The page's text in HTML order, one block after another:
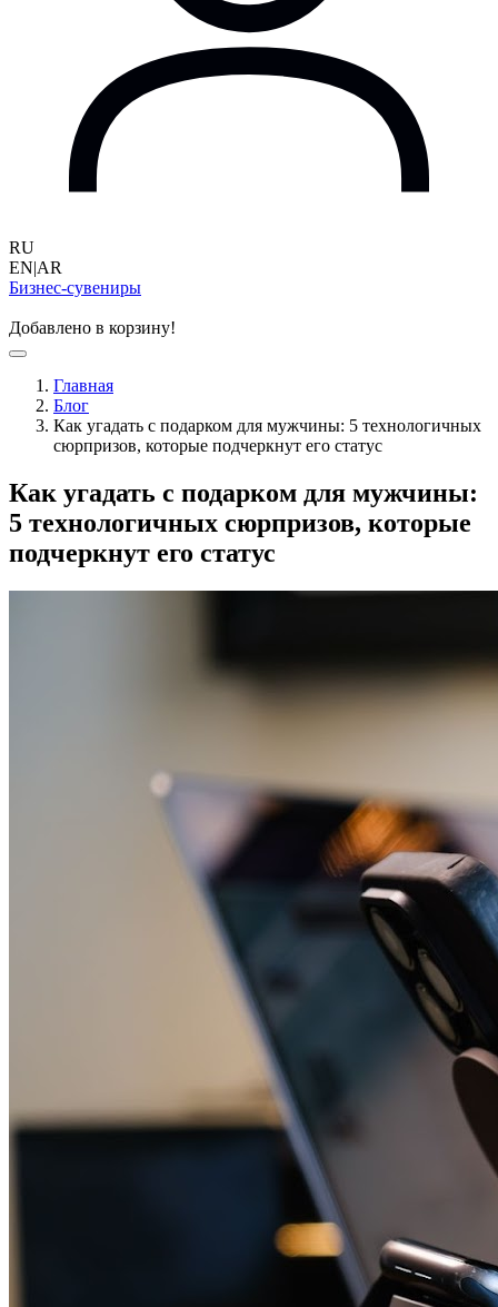
RU
EN|AR
Бизнес-сувениры
Добавлено в корзину!
Главная
Блог
Как угадать с подарком для мужчины: 5 технологичных
сюрпризов, которые подчеркнут его статус
Как угадать с подарком для мужчины:
5 технологичных сюрпризов, которые
подчеркнут его статус